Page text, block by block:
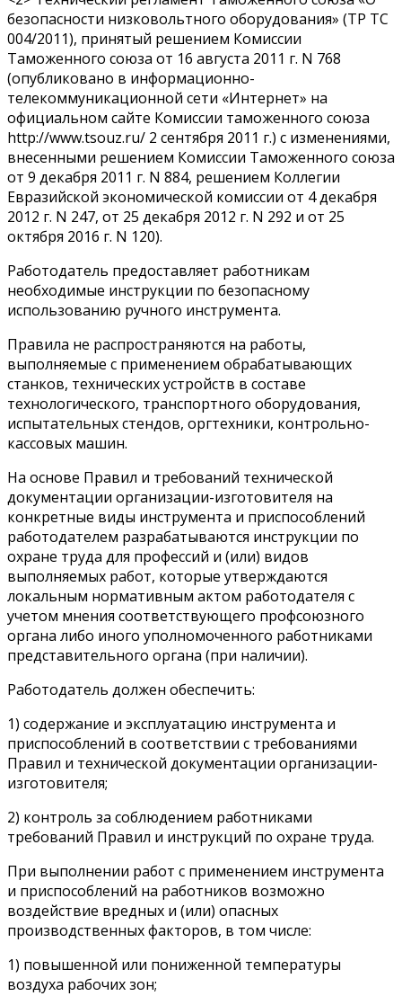
безопасности низковольтного оборудования» (ТР ТС
004/2011), принятый решением Комиссии
Таможенного союза от 16 августа 2011 г. N 768
(опубликовано в информационно-
телекоммуникационной сети «Интернет» на
официальном сайте Комиссии таможенного союза
http://www.tsouz.ru/ 2 сентября 2011 г.) с изменениями,
внесенными решением Комиссии Таможенного союза
от 9 декабря 2011 г. N 884, решением Коллегии
Евразийской экономической комиссии от 4 декабря
2012 г. N 247, от 25 декабря 2012 г. N 292 и от 25
октября 2016 г. N 120).
Работодатель предоставляет работникам
необходимые инструкции по безопасному
использованию ручного инструмента.
Правила не распространяются на работы,
выполняемые с применением обрабатывающих
станков, технических устройств в составе
технологического, транспортного оборудования,
испытательных стендов, оргтехники, контрольно-
кассовых машин.
На основе Правил и требований технической
документации организации-изготовителя на
конкретные виды инструмента и приспособлений
работодателем разрабатываются инструкции по
охране труда для профессий и (или) видов
выполняемых работ, которые утверждаются
локальным нормативным актом работодателя с
учетом мнения соответствующего профсоюзного
органа либо иного уполномоченного работниками
представительного органа (при наличии).
Работодатель должен обеспечить:
1) содержание и эксплуатацию инструмента и
приспособлений в соответствии с требованиями
Правил и технической документации организации-
изготовителя;
2) контроль за соблюдением работниками
требований Правил и инструкций по охране труда.
При выполнении работ с применением инструмента
и приспособлений на работников возможно
воздействие вредных и (или) опасных
производственных факторов, в том числе:
1) повышенной или пониженной температуры
воздуха рабочих зон;